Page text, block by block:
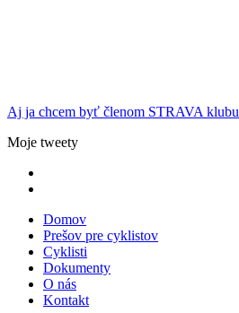
Aj ja chcem byť členom STRAVA klubu
Moje tweety
Domov
Prešov pre cyklistov
Cyklisti
Dokumenty
O nás
Kontakt